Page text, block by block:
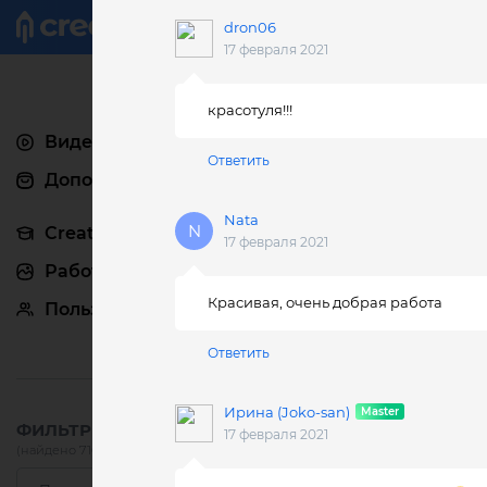
Видеоуроки
Дополнения
Creativo Pro
Работы
Пользователи
ФИЛЬТРЫ:
(найдено 716)
dron06
17 февраля 2021
красотуля!!!
Ответить
Nata
17 февраля 2021
Красивая, очень добрая работа
Ответить
Ирина (Joko-san)
17 февраля 2021